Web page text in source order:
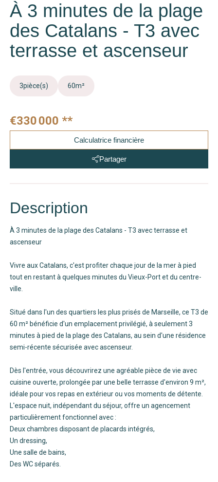
À 3 minutes de la plage
des Catalans - T3 avec
terrasse et ascenseur
3pièce(s) 60m²
€330 000 **
Calculatrice financière
Partager
Description
À 3 minutes de la plage des Catalans - T3 avec terrasse et
ascenseur
Vivre aux Catalans, c'est profiter chaque jour de la mer à pied
tout en restant à quelques minutes du Vieux-Port et du centre-
ville.
Situé dans l'un des quartiers les plus prisés de Marseille, ce T3 de
60 m² bénéficie d'un emplacement privilégié, à seulement 3
minutes à pied de la plage des Catalans, au sein d'une résidence
semi-récente sécurisée avec ascenseur.
Dès l'entrée, vous découvrirez une agréable pièce de vie avec
cuisine ouverte, prolongée par une belle terrasse d'environ 9 m²,
idéale pour vos repas en extérieur ou vos moments de détente.
L'espace nuit, indépendant du séjour, offre un agencement
particulièrement fonctionnel avec :
Deux chambres disposant de placards intégrés,
Un dressing,
Une salle de bains,
Des WC séparés.